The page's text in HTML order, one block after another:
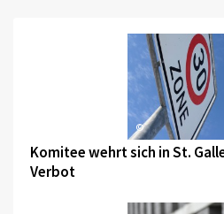
©
Komitee wehrt sich in St.
Verbot